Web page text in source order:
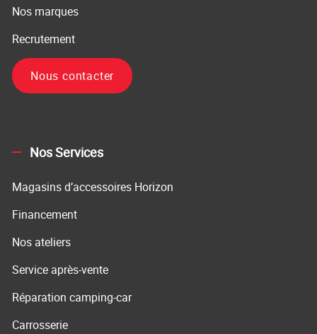
Nos marques
Recrutement
Nous contacter
Nos Services
Magasins d’accessoires Horizon
Financement
Nos ateliers
Service après-vente
Réparation camping-car
Carrosserie